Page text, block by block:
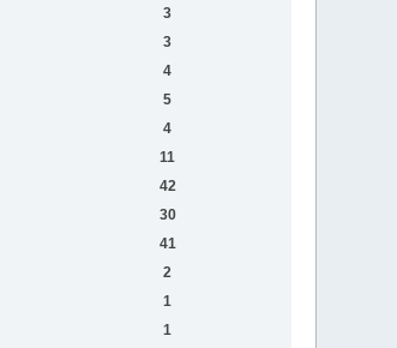
3
3
4
5
4
11
42
30
41
2
1
1